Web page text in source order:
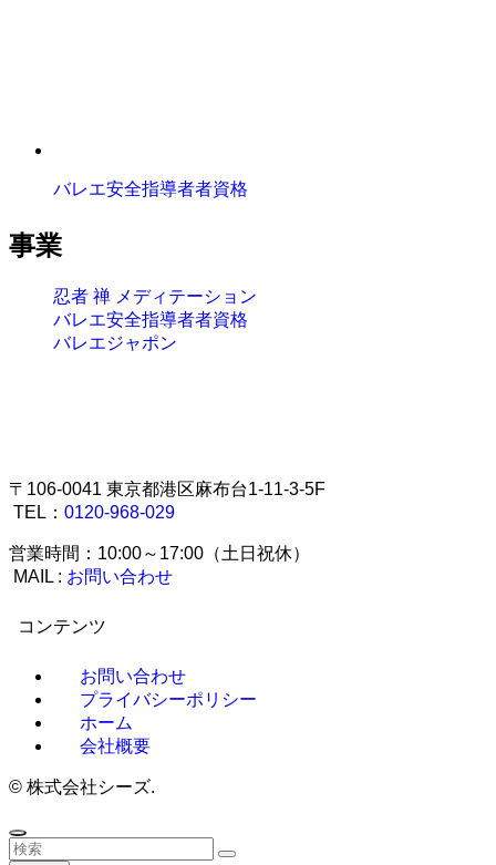
バレエ安全指導者者資格
事業
忍者 禅 メディテーション
バレエ安全指導者者資格
バレエジャポン
〒106-0041 東京都港区麻布台1-11-3-5F
TEL： 0120-968-029
営業時間：10:00～17:00（土日祝休）
MAIL : お問い合わせ
コンテンツ
お問い合わせ
プライバシーポリシー
ホーム
会社概要
© 株式会社シーズ.